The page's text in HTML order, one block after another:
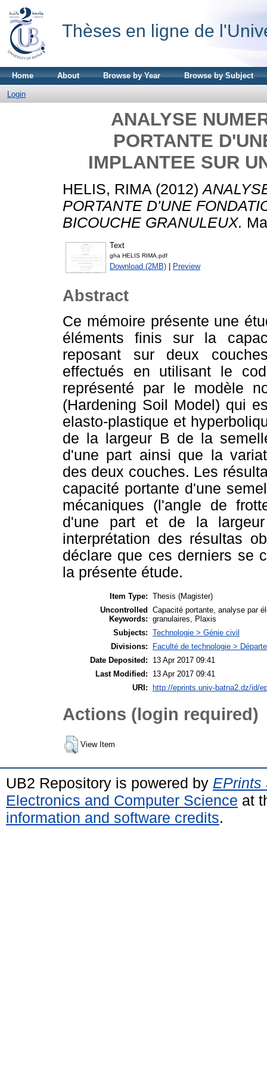
Thèses en ligne de
Home About Browse by Year Browse by Subject
Login
ANALYSE
PORTANTE
IMPLANTEE SUR
HELIS, RIMA (2012)
PORTANTE D'UNE
BICOUCHE GRANULEUX.
Text
gha HELIS RIMA.pdf
Download (2MB) | Preview
Abstract
Ce mémoire présente une
éléments finis sur la
reposant sur deux
effectués en utilisant le
représenté par le modèle
(Hardening Soil Model) qui
elasto-plastique et
de la largeur B de la
d'une part ainsi que la
des deux couches. Les
capacité portante d'une
mécaniques (l'angle de
d'une part et de la
interprétation des résultas
déclare que ces derniers se
la présente étude.
Item Type: Thesis (Magister)
Uncontrolled
Keywords:
Capacité portante, analyse par
granulaires, Plaxis
Subjects: Technologie > Génie civil
Divisions:
Faculté de technologie >
Date Deposited:
13 Apr 2017 09:41
Last Modified:
13 Apr 2017 09:41
URI:
http://eprints.univ-batna2.dz/id/
Actions (login required)
View Item
UB2 Repository is powered by EPrints
Electronics and Computer Science at
information and software credits.